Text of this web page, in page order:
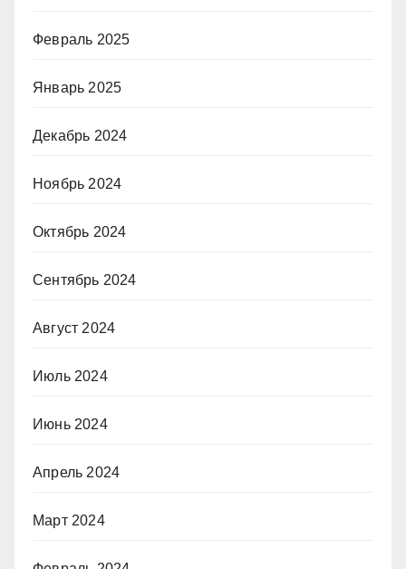
Февраль 2025
Январь 2025
Декабрь 2024
Ноябрь 2024
Октябрь 2024
Сентябрь 2024
Август 2024
Июль 2024
Июнь 2024
Апрель 2024
Март 2024